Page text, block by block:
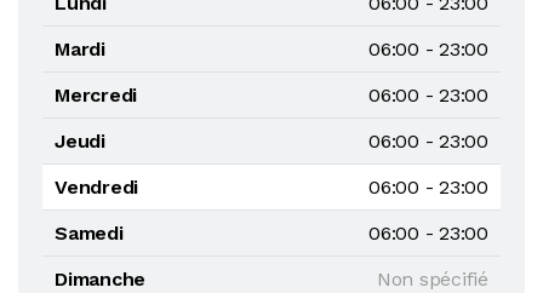
Mardi
06:00 - 23:00
Mercredi
06:00 - 23:00
Jeudi
06:00 - 23:00
Vendredi
06:00 - 23:00
Samedi
06:00 - 23:00
Dimanche
Non spécifié